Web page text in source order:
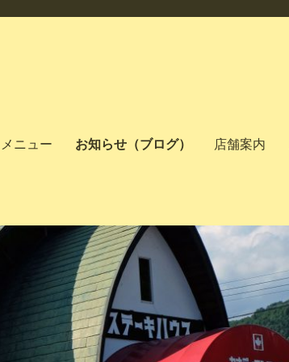
メニュー お知らせ（ブログ） 店舗案内